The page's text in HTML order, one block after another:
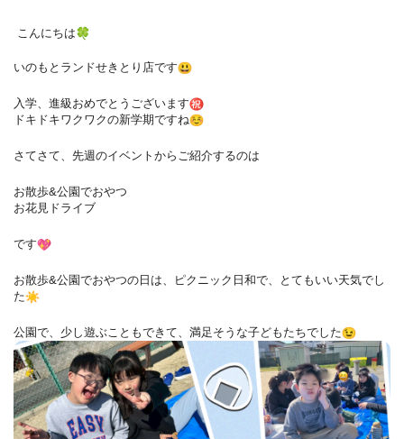
こんにちは
いのもとランドせきとり店です
入学、進級おめでとうございます
ドキドキワクワクの新学期ですね
さてさて、先週のイベントからご紹介するのは
お散歩&公園でおやつ
お花見ドライブ
です
お散歩&公園でおやつの日は、ピクニック日和で、
とてもいい天気でし
た
公園で、少し遊ぶこともできて、満足そうな子どもたちでした